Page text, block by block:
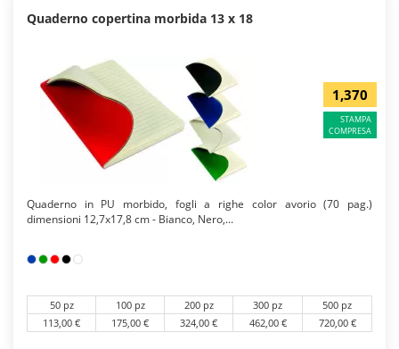
Quaderno copertina morbida 13 x 18
1,370
STAMPA
COMPRESA
Quaderno in PU morbido, fogli a righe color avorio (70 pag.)
dimensioni 12,7x17,8 cm - Bianco, Nero,...
50 pz 100 pz 200 pz 300 pz
500 pz
113,00 €
175,00 € 324,00 € 462,00 € 720,00 €